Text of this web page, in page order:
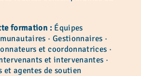
formation :Équipes
· Gestionnaires ·
et coordonnatrices ·
et intervenantes ·
et agentes de soutien